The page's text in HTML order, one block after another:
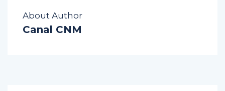
About Author
Canal CNM